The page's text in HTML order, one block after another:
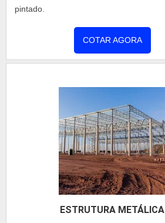
pintado.
COTAR AGORA
ESTRUTURA METÁLICA